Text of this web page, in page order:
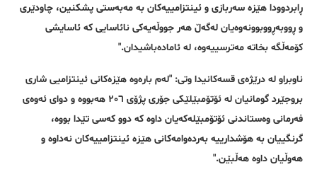
ڕابردوودا هێزە سەربازی و ئینتزامییەکان بە مەبەستی پشکنین، چاودێری
و ڕووبەڕووبوونەوەیان لەگەڵ هەر جووڵەیەکی نائاسایی کە ئاسایشی
کۆمەڵگە بخاتە مەترسییەوە، لە ئامادەباشیدان."
ناوبراو لە درێژەی قسەکانیدا وتی: "لەم بارەوە هێزەکانی ئینتزامیی شاری
بروجێرد گومانیان لە ئۆتۆمبێلێکی جۆری پژۆی ٢٠٦ هەبووە و دوای ئەوەی
فەرمانی وەستاندنی ئۆتۆمبێلەکەیان داوە کە دوو کەسی تێدا بووە،
گرنگییان بە هۆشدارییە بەردەوامەکانی هێزە ئینتزامییەکان نەداوە و
هەوڵیان داوە هەڵبێن."